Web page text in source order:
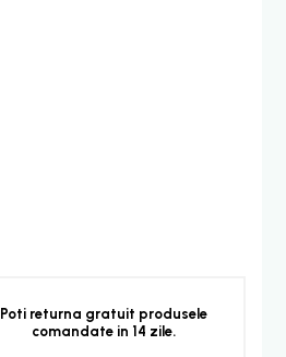
Poti returna gratuit produsele
comandate in 14 zile.